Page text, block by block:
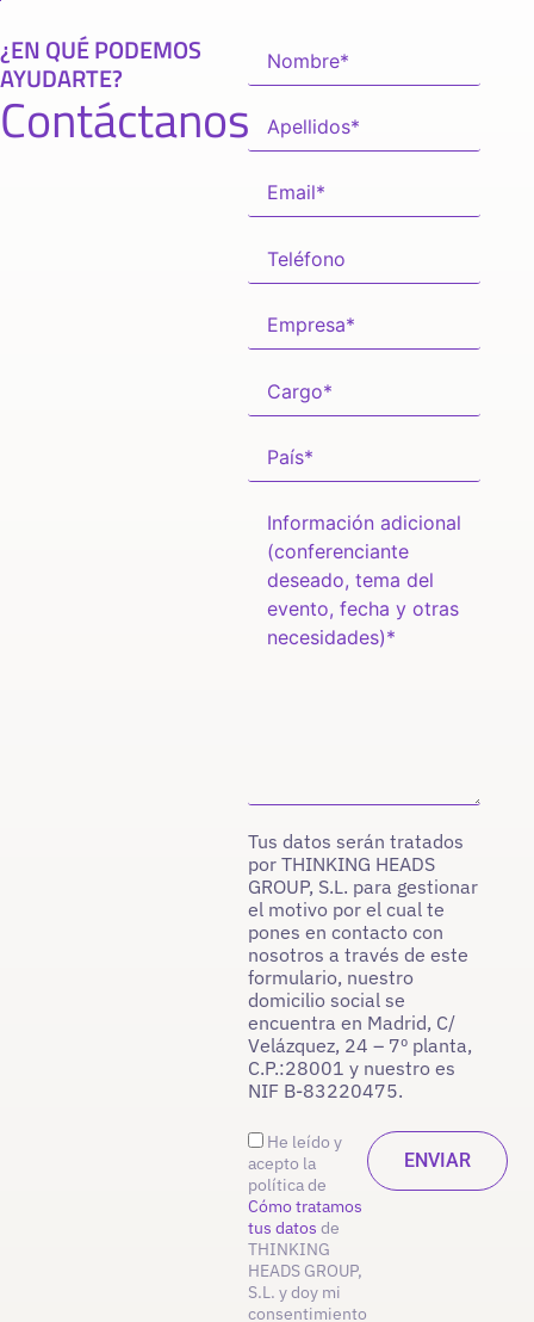
¿EN QUÉ PODEMOS
AYUDARTE?
Contáctanos
Tus datos serán tratados
por THINKING HEADS
GROUP, S.L. para gestionar
el motivo por el cual te
pones en contacto con
nosotros a través de este
formulario, nuestro
domicilio social se
encuentra en Madrid, C/
Velázquez, 24 – 7º planta,
C.P.:28001 y nuestro es
NIF B-83220475.
He leído y
acepto la
política de
Cómo tratamos
tus datos de
THINKING
HEADS GROUP,
S.L. y doy mi
consentimiento